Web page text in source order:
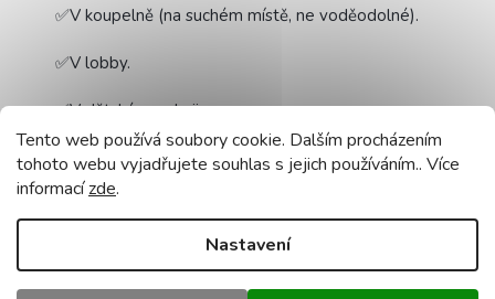
Tento web používá soubory cookie. Dalším procházením
tohoto webu vyjadřujete souhlas s jejich používáním.. Více
informacízde.
Nastavení
✅V koupelně (na suchém místě, ne voděodolné).
✅V lobby.
✅V dětském pokoji
✅V ložnici.